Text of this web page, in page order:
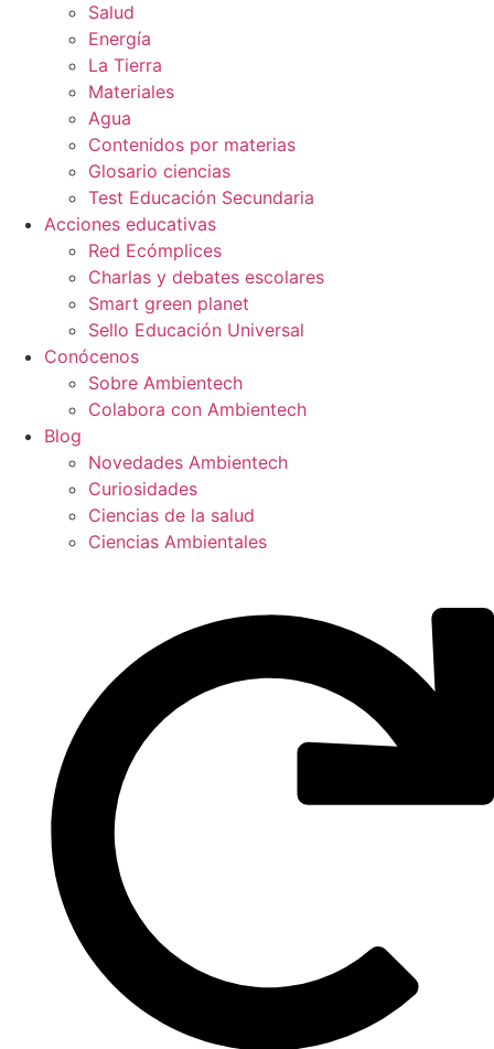
Salud
Energía
La Tierra
Materiales
Agua
Contenidos por materias
Glosario ciencias
Test Educación Secundaria
Acciones educativas
Red Ecómplices
Charlas y debates escolares
Smart green planet
Sello Educación Universal
Conócenos
Sobre Ambientech
Colabora con Ambientech
Blog
Novedades Ambientech
Curiosidades
Ciencias de la salud
Ciencias Ambientales